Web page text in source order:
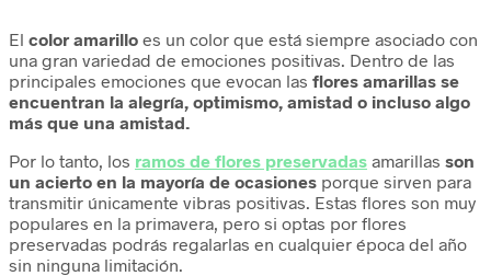
El color amarillo es un color que está siempre asociado con
una gran variedad de emociones positivas. Dentro de las
principales emociones que evocan las flores amarillas se
encuentran la alegría, optimismo, amistad o incluso algo
más que una amistad.
Por lo tanto, los ramos de flores preservadas amarillas son
un acierto en la mayoría de ocasiones porque sirven para
transmitir únicamente vibras positivas. Estas flores son muy
populares en la primavera, pero si optas por flores
preservadas podrás regalarlas en cualquier época del año
sin ninguna limitación.